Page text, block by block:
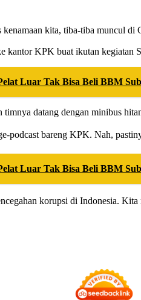
kita, tiba-tiba muncul
KPK buat ikutan kegiatan
Luar Tak Bisa Beli BBM
datang dengan minibus
bareng KPK. Nah,
Luar Tak Bisa Beli BBM
korupsi di Indonesia.